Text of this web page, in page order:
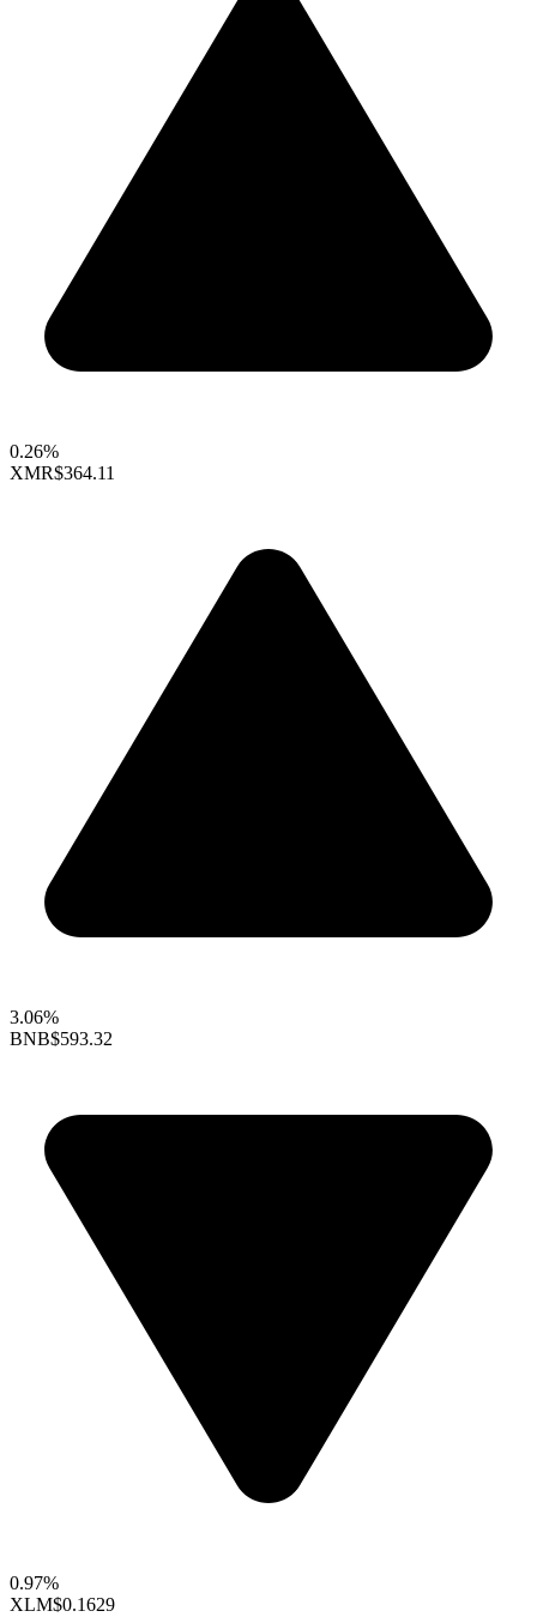
0.26%
XMR$364.11
3.06%
BNB$593.32
0.97%
XLM$0.1629